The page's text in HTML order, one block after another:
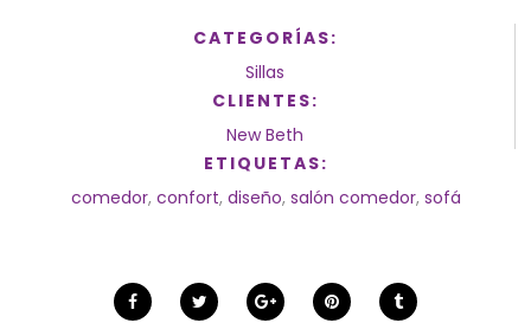
CATEGORÍAS:
Sillas
CLIENTES:
New Beth
ETIQUETAS:
comedor, confort, diseño, salón comedor, sofá